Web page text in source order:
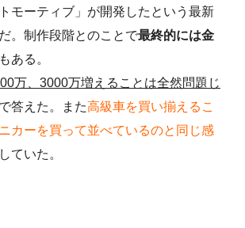
モーティブ」が開発したという最新
。制作段階とのことで最終的には金
ある。
万、3000万増えることは全然問題じ
答えた。また高級車を買い揃えるこ
カーを買って並べているのと同じ感
ていた。